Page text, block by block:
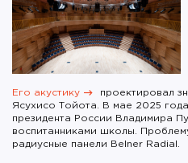
Его акустику
проектировал
Ясухисо Тойота. В мае 2025 года
президента России Владимира
воспитанниками школы.
радиусные панели Belner Radial.